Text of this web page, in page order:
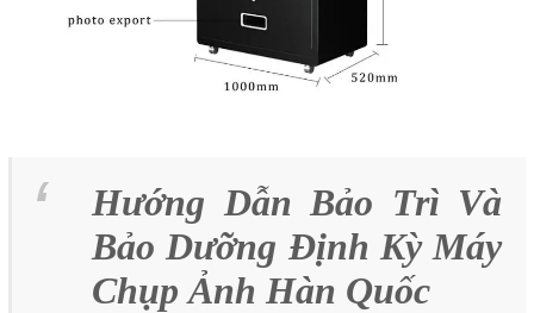
Hướng Dẫn Bảo Trì Và
Bảo Dưỡng Định Kỳ Máy
Chụp Ảnh Hàn Quốc